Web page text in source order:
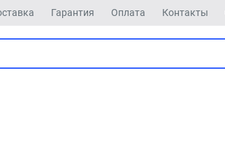
Гарантия Оплата Контакты